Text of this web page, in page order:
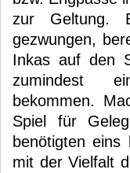
zur Geltung.
gezwungen,
Inkas auf den
zumindest
bekommen.
Spiel für
benötigten
mit der Vielfalt